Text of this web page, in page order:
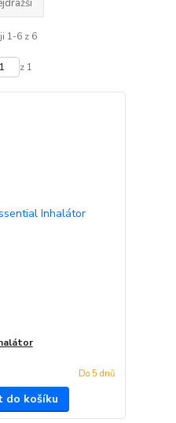
1-6 z 6
z 1
Do 5 dnů
do košíku